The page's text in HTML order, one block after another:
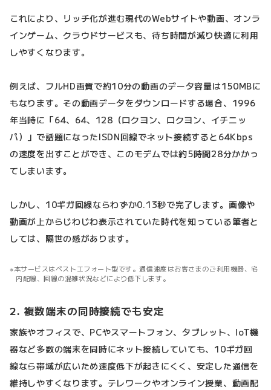
これにより、リッチ化が進む現代のWebサイトや動画、オンラ
インゲーム、クラウドサービスも、待ち時間が減り快適に利用
しやすくなります。
例えば、フルHD画質で約10分の動画のデータ容量は150MBに
もなります。その動画データをダウンロードする場合、1996
年当時に「64、64、128（ロクヨン、ロクヨン、イチニッ
パ）」で話題になったISDN回線でネット接続すると64Kbps
の速度を出すことができ、このモデムでは約5時間28分かかっ
てしまいます。
しかし、10ギガ回線ならわずか0.13秒で完了します。画像や
動画が上からじわじわ表示されていた時代を知っている筆者と
しては、隔世の感があります。
本サービスはベストエフォート型です。通信速度はお客さまのご利用機器、宅
内配線、回線の混雑状況などにより低下します。
2. 複数端末の同時接続でも安定
家族やオフィスで、PCやスマートフォン、タブレット、IoT機
器など多数の端末を同時にネット接続していても、10ギガ回
線なら帯域が広いため速度低下が起きにくく、安定した通信を
維持しやすくなります。テレワークやオンライン授業、動画配